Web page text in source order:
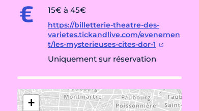
15€ à 45€
https://billetterie-theatre-des-
varietes.tickandlive.com/evenemen
t/les-mysterieuses-cites-dor-1
Uniquement sur réservation
+